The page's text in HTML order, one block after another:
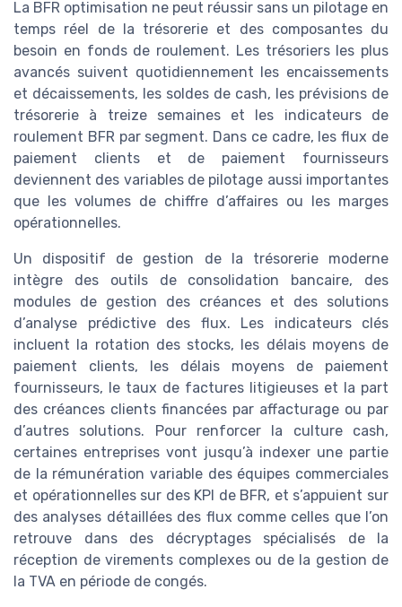
La BFR optimisation ne peut réussir sans un pilotage en
temps réel de la trésorerie et des composantes du
besoin en fonds de roulement. Les trésoriers les plus
avancés suivent quotidiennement les encaissements
et décaissements, les soldes de cash, les prévisions de
trésorerie à treize semaines et les indicateurs de
roulement BFR par segment. Dans ce cadre, les flux de
paiement clients et de paiement fournisseurs
deviennent des variables de pilotage aussi importantes
que les volumes de chiffre d’affaires ou les marges
opérationnelles.
Un dispositif de gestion de la trésorerie moderne
intègre des outils de consolidation bancaire, des
modules de gestion des créances et des solutions
d’analyse prédictive des flux. Les indicateurs clés
incluent la rotation des stocks, les délais moyens de
paiement clients, les délais moyens de paiement
fournisseurs, le taux de factures litigieuses et la part
des créances clients financées par affacturage ou par
d’autres solutions. Pour renforcer la culture cash,
certaines entreprises vont jusqu’à indexer une partie
de la rémunération variable des équipes commerciales
et opérationnelles sur des KPI de BFR, et s’appuient sur
des analyses détaillées des flux comme celles que l’on
retrouve dans des décryptages spécialisés de la
réception de virements complexes ou de la gestion de
la TVA en période de congés.